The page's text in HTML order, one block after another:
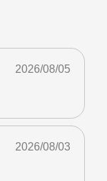
2026/08/05
2026/08/03